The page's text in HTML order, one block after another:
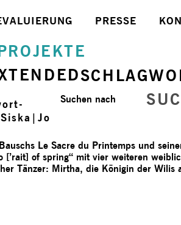
PRESSE
Suchen nach
Siska|Jo
Le Sacre du Printemps und
[’rait] of spring“ mit vier weiteren
Tänzer: Mirtha, die Königin der